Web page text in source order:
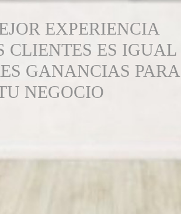
EXPERIENCIA
CLIENTES ES IGUAL
GANANCIAS PARA
NEGOCIO